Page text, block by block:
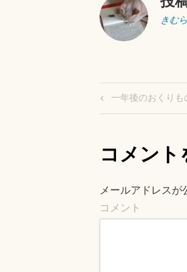
きむ
投
稿
ビ
ゲ
ー
シ
Previous
Post
一年後のおくりも
コメント
メールアドレスが
コメント